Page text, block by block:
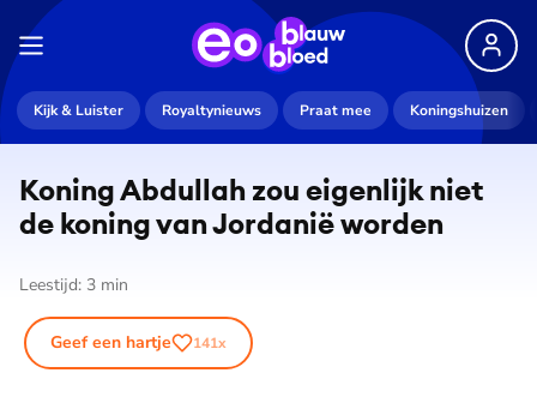
Kijk & Luister Royaltynieuws Praat mee Koningshuizen
Koning Abdullah zou eigenlijk niet
de koning van Jordanië worden
Leestijd: 3 min
Geef een hartje 141x